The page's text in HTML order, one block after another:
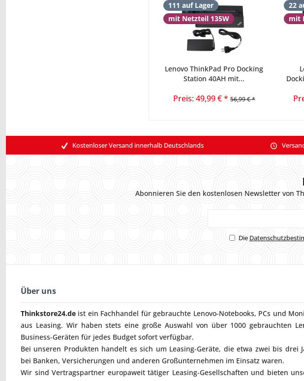
111 auf Lager
mit Netzteil 135W
Lenovo ThinkPad Pro Docking
Station 40AH mit...
Preis: 49,99 € * 56,99 € *
22
mit
Kostenloser Versand innerhalb Deutschlands
Abonnieren Sie den kostenlosen Newsletter von
Die
Über uns
Thinkstore24.de ist ein Fachhandel für gebrauchte Lenovo-Notebooks, PCs und
aus Leasing. Wir haben stets eine große Auswahl von über 1000 gebrauchten
Business-Geräten für jedes Budget sofort verfügbar.
Bei unseren Produkten handelt es sich um Leasing-Geräte, die etwa zwei bis drei
bei Banken, Versicherungen und anderen Großunternehmen im Einsatz waren.
Wir sind Vertragspartner europaweit tätiger Leasing-Gesellschaften und bieten